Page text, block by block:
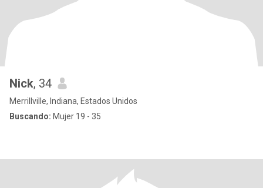
Nick, 34
Merrillville, Indiana, Estados Unidos
Buscando: Mujer 19 - 35